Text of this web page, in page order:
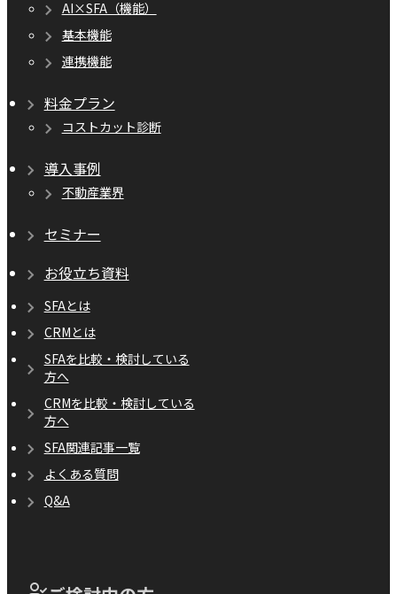
AI×SFA（機能）
基本機能
連携機能
料金プラン
コストカット診断
導入事例
不動産業界
セミナー
お役立ち資料
SFAとは
CRMとは
SFAを比較・検討している
方へ
CRMを比較・検討している
方へ
SFA関連記事一覧
よくある質問
Q&A